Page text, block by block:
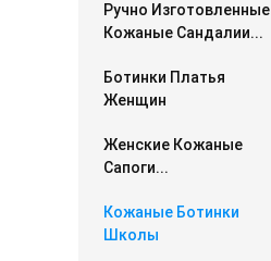
Ручно Изготовленные
Кожаные Сандалии...
Ботинки Платья
Женщин
Женские Кожаные
Сапоги...
Кожаные Ботинки
Школы